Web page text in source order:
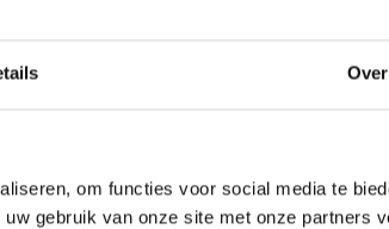
Over
om functies voor social media te
gebruik van onze site met onze partners